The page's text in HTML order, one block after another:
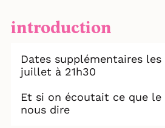
introduction
Dates supplémentaires les
juillet à 21h30
Et si on écoutait ce que le
nous dire